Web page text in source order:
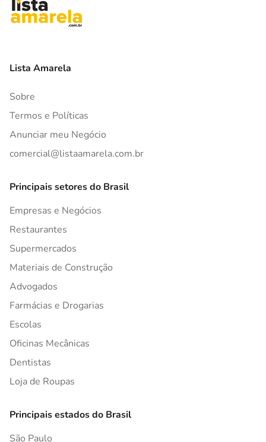
Lista Amarela
Sobre
Termos e Políticas
Anunciar meu Negócio
comercial@listaamarela.com.br
Principais setores do Brasil
Empresas e Negócios
Restaurantes
Supermercados
Materiais de Construção
Advogados
Farmácias e Drogarias
Escolas
Oficinas Mecânicas
Dentistas
Loja de Roupas
Principais estados do Brasil
São Paulo